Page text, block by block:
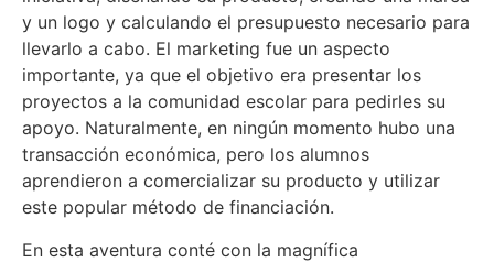
y un logo y calculando el presupuesto necesario para
llevarlo a cabo. El marketing fue un aspecto
importante, ya que el objetivo era presentar los
proyectos a la comunidad escolar para pedirles su
apoyo. Naturalmente, en ningún momento hubo una
transacción económica, pero los alumnos
aprendieron a comercializar su producto y utilizar
este popular método de financiación.
En esta aventura conté con la magnífica